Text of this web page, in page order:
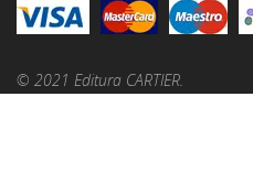
© 2021 Editura CARTIER.